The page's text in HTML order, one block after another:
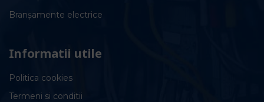
Branșamente electrice
Informatii utile
Politica cookies
Termeni si conditii